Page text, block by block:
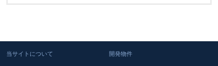
当サイトについて 開発物件